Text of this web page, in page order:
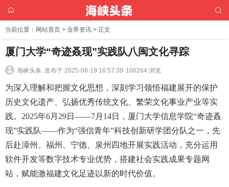
当前位置： 网站首页 > 业界资讯 > 正文
厦门大学“奇迹叒现”实践队八闽文化寻踪
海峡头条 .发布于 2025-08-19 16:57:39 106264 浏览
为深入理解和把握文化思想，深刻学习领悟福建展开的保护
历史文化遗产、弘扬优秀传统文化、繁荣文化事业产业等实
践。2025年6月29日——7月14日，厦门大学信息学院“奇迹叒
现”实践队——作为“强信青年”科技创新研学团分队之一，先
后赴漳州、福州、宁德、泉州四地开展实践活动，充分运用
软件开发等数字技术专业优势，搭建社会实践成果专题网
站，赋能激福建文化足迹以新的时代价值。